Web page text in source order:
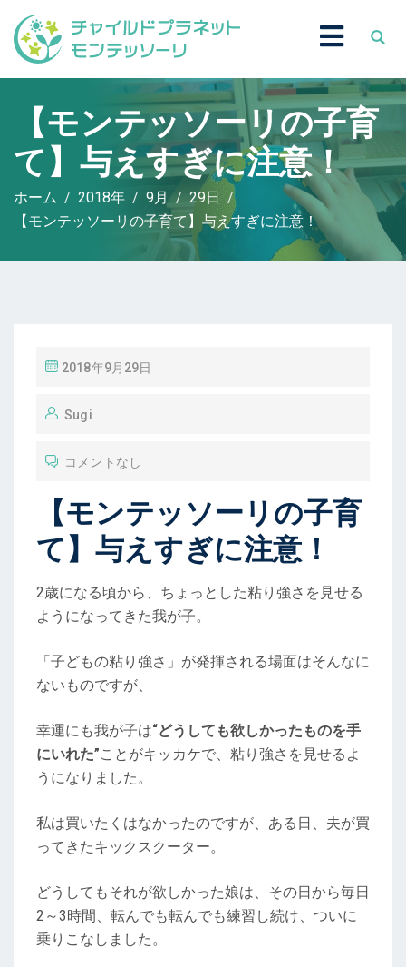
【モンテッソーリの子育
て】与えすぎに注意！
ホーム 2018年 9月
29日
【モンテッソーリの子育て】与えすぎに注意！
投
2018年9月29日
Sugi
コメントなし
【モンテッソーリの子育
て】与えすぎに注意！
2歳になる頃から、ちょっとした粘り強さを見せる
ようになってきた我が子。
「子どもの粘り強さ」が発揮される場面はそんなに
ないものですが、
幸運にも我が子は“どうしても欲しかったものを手
にいれた”ことがキッカケで、粘り強さを見せるよ
うになりました。
私は買いたくはなかったのですが、ある日、夫が買
ってきたキックスクーター。
どうしてもそれが欲しかった娘は、その日から毎日
2～3時間、転んでも転んでも練習し続け、ついに
乗りこなしました。